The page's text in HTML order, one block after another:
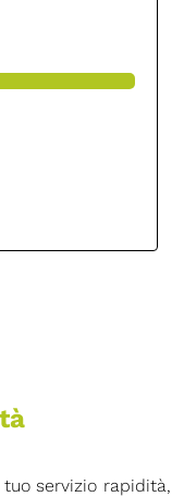
servizio rapidità,